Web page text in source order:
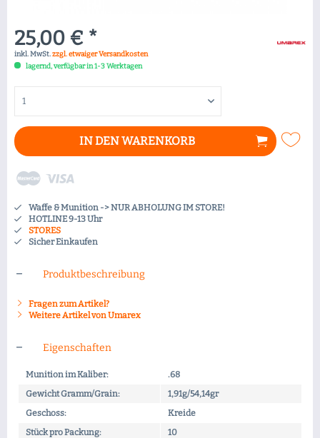
25,00 € *
inkl. MwSt.zzgl. etwaiger Versandkosten
lagernd, verfügbar in 1-3 Werktagen
IN DENWARENKORB
Waffe & Munition -> NUR ABHOLUNG IM STORE!
HOTLINE 9-13 Uhr
STORES
Sicher Einkaufen
Produktbeschreibung
Fragen zum Artikel?
Weitere Artikel von Umarex
Eigenschaften
Munition im Kaliber:
.68
Gewicht Gramm/Grain:
1,91g/54,14gr
Geschoss:
Kreide
Stück pro Packung:
10